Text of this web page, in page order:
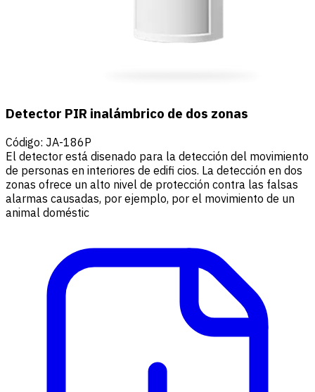
Detector PIR inalámbrico de dos zonas
Código: JA-186P
El detector está disenado para la detección del movimiento
de personas en interiores de edifi cios. La detección en dos
zonas ofrece un alto nivel de protección contra las falsas
alarmas causadas, por ejemplo, por el movimiento de un
animal doméstic